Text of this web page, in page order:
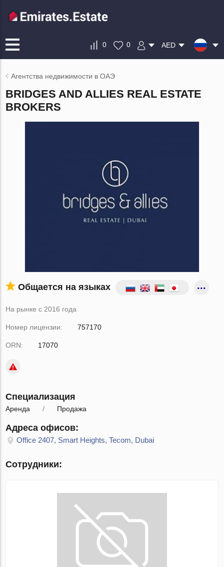
0 0 AED
Агентства недвижимости в ОАЭ
BRIDGES AND ALLIES REAL ESTATE
BROKERS
Общается на языках
На рынке с 2016 года
Номер лицензии: 757170
ORN: 17070
Специализация
Аренда Продажа
Адреса офисов:
Office 2407, Smart Heights, Tecom, Dubai
Сотрудники: